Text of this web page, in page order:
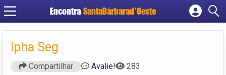
Encontra SantaBárbarad'Oeste
Cadastrar empresa
Ipha Seg
Compartilhar Avalie! 283